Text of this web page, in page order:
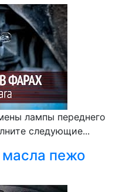
лампы переднего
следующие...
масла пежо